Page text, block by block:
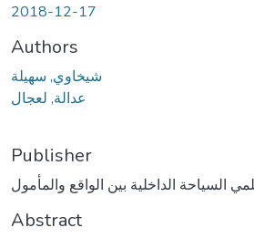
2018-12-17
Authors
شيخاوي, سهيلة
عدالة, لعجال
Publisher
السياحة الداخلية بين الواقع والمأمول
Abstract